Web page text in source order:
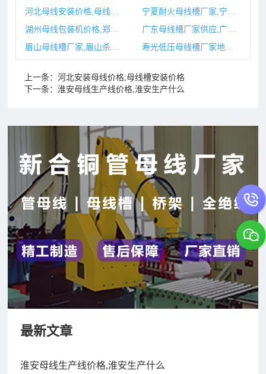
广东母线槽厂家供应,广东母线槽厂家生产母线槽厂家
上一条：河北安装母线价格,母线槽安装价格
下一条：淮安母线生产线价格,淮安生产什么
最新文章
淮安母线生产线价格,淮安生产什么